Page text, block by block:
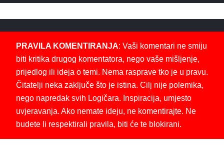
PRAVILA KOMENTIRANJA: Vaši komentari ne smiju
biti kritika drugog komentatora, nego vaše mišljenje,
prijedlog ili ideja o temi. Nema rasprave tko je u pravu.
Čitatelji neka zaključe što je istina. Cilj nije polemika,
nego napredak svih Logičara. Inspiracija, umjesto
uvjeravanja. Ako nemate ideju, ne komentirajte. Ne
budete li respektirali pravila, biti će te blokirani.